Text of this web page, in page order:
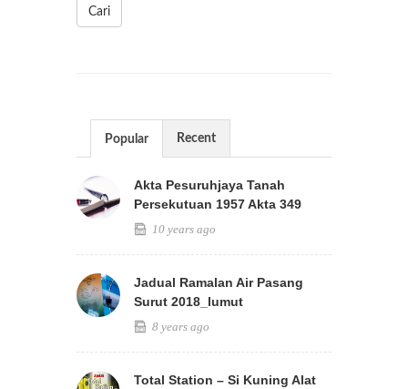
Cari
Popular Recent
Akta Pesuruhjaya Tanah
Persekutuan 1957 Akta 349
10 years ago
Jadual Ramalan Air Pasang
Surut 2018_lumut
8 years ago
Total Station – Si Kuning Alat